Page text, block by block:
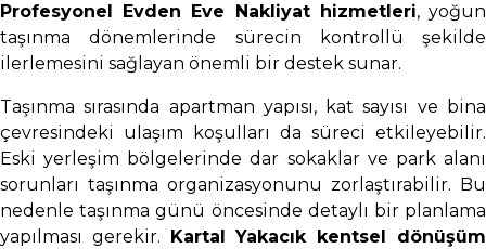
Profesyonel Evden Eve Nakliyat hizmetleri, yoğun
taşınma dönemlerinde sürecin kontrollü şekilde
ilerlemesini sağlayan önemli bir destek sunar.
Taşınma sırasında apartman yapısı, kat sayısı ve bina
çevresindeki ulaşım koşulları da süreci etkileyebilir.
Eski yerleşim bölgelerinde dar sokaklar ve park alanı
sorunları taşınma organizasyonunu zorlaştırabilir. Bu
nedenle taşınma günü öncesinde detaylı bir planlama
yapılması gerekir.
Kartal Yakacık kentsel dönüşüm